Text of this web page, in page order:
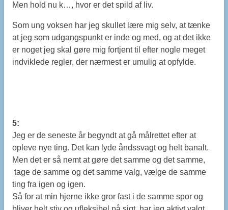
Men hold nu k…, hvor er det spild af liv.
Som ung voksen har jeg skullet lære mig selv, at tænke
at jeg som udgangspunkt er inde og med, og at det ikke
er noget jeg skal gøre mig fortjent til efter nogle meget
indviklede regler, der nærmest er umulig at opfylde.
5:
Jeg er de seneste år begyndt at gå målrettet efter at
opleve nye ting. Det kan lyde åndssvagt og helt banalt.
Men det er så nemt at gøre det samme og det samme,
tage de samme og det samme valg, vælge de samme
ting fra igen og igen.
Så for at min hjerne ikke gror fast i de samme spor og